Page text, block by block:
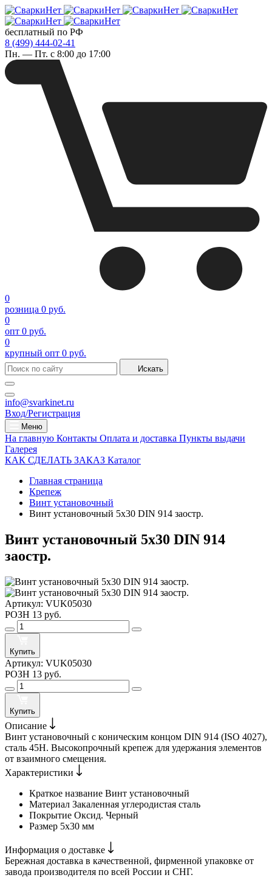
бесплатный по РФ
8 (499) 444-02-41
Пн. — Пт. с 8:00 до 17:00
0
розница 0 руб.
0
опт 0 руб.
0
крупный опт 0 руб.
Искать
info@svarkinet.ru
Вход/Регистрация
Меню
На главную Контакты Оплата и доставка Пункты выдачи
Галерея
КАК СДЕЛАТЬ ЗАКАЗ Каталог
Главная страница
Крепеж
Винт установочный
Винт установочный 5х30 DIN 914 заостр.
Винт установочный 5х30 DIN 914
заостр.
Артикул: VUK05030
РОЗН 13 руб.
Купить
Артикул: VUK05030
РОЗН 13 руб.
Купить
Описание
Винт установочный с коническим концом DIN 914 (ISO 4027),
сталь 45H. Высокопрочный крепеж для удержания элементов
от взаимного смещения.
Характеристики
Краткое название Винт установочный
Материал Закаленная углеродистая сталь
Покрытие Оксид. Черный
Размер 5х30 мм
Информация о доставке
Бережная доставка в качественной, фирменной упаковке от
завода производителя по всей России и СНГ.